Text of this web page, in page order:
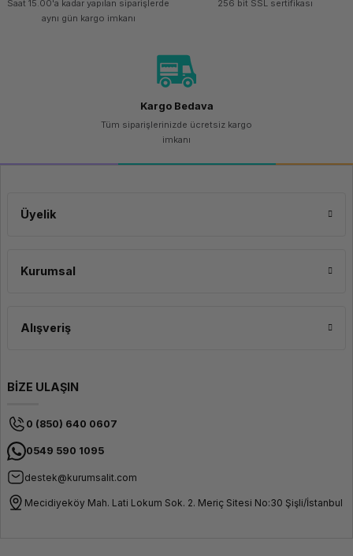
Saat 15.00'a kadar yapılan siparişlerde
aynı gün kargo imkanı
256 bit SSL sertifikası
Kargo Bedava
Tüm siparişlerinizde ücretsiz kargo
imkanı
Üyelik
Kurumsal
Alışveriş
BİZE ULAŞIN
0 (850) 640 0607
0549 590 1095
destek@kurumsalit.com
Mecidiyeköy Mah. Lati Lokum Sok. 2. Meriç Sitesi No:30 Şişli/İstanbul